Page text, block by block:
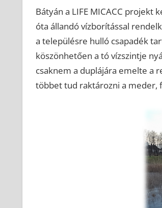
Bátyán a LIFE MICACC
óta állandó vízborítással
a településre hulló csapadék
köszönhetően a tó vízszintje
csaknem a duplájára emelte a
többet tud raktározni a meder,